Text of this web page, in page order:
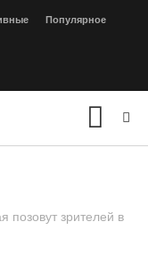
Популярное
позовут зрителей в